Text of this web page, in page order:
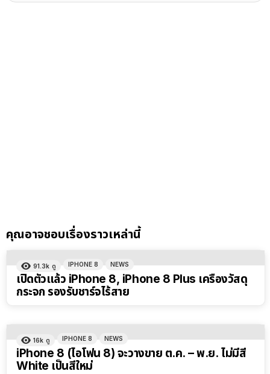
คุณอาจชอบเรื่องราวเหล่านี้
91.3k ดู IPHONE 8 NEWS
เปิดตัวแล้ว iPhone 8, iPhone 8 Plus เครื่องวัสดุ
กระจก รองรับชาร์จไร้สาย
16k ดู IPHONE 8 NEWS
iPhone 8 (ไอโฟน 8) จะวางขาย ต.ค. – พ.ย. ไม่มีสี
White เป็นสีใหม่